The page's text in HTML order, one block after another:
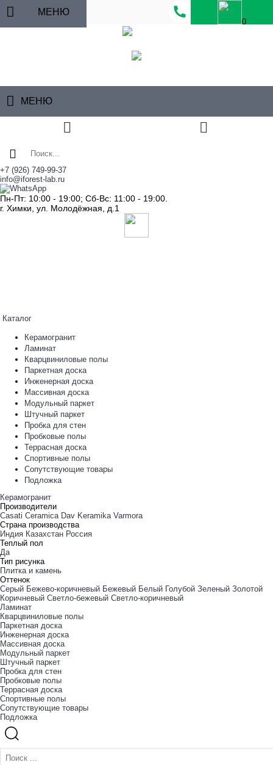
МЕНЮ
0
МЕНЮ
+7 (926) 749-99-37
info@iforest-lab.ru
Пн-Пт: 10:00 - 19:00; Сб-Вс: 11:00 - 19:00.
г. Химки, ул. Молодёжная, д.1
Каталог
Керамогранит
Ламинат
Кварцвиниловые полы
Паркетная доска
Инженерная доска
Массивная доска
Модульный паркет
Штучный паркет
Пробка для стен
Пробковые полы
Террасная доска
Спортивные полы
Сопутствующие товары
Подложка
Керамогранит
Производители
Casati Ceramica Dav Keramika Varmora
Страна производства
Индия Казахстан Россия
Теплый пол
Да
Тип рисунка
Плитка и камень
Оттенок
Cерый Бежево-коричневый Бежевый Белый Голубой Зеленый Золотой
Коричневый Светло-бежевый Светло-коричневый
Ламинат
Кварцвиниловые полы
Паркетная доска
Инженерная доска
Массивная доска
Модульный паркет
Штучный паркет
Пробка для стен
Пробковые полы
Террасная доска
Спортивные полы
Сопутствующие товары
Подложка